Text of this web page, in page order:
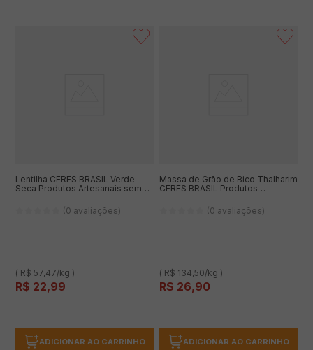
Lentilha CERES BRASIL Verde
Seca Produtos Artesanais sem
(0 avaliações)
( R$ 57,47/kg )
R$ 22,99
ADICIONAR AO CARRINHO
Massa de Grão de Bico Thalharim
CERES BRASIL Produtos
Lactose 200g(0 avaliações)
( R$ 134,50/kg )
R$ 26,90
ADICIONAR AO CARRINHO